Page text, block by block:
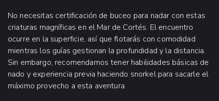
No necesitas certificación de buceo para nadar con estas
criaturas magníficas en el Mar de Cortés. El encuentro
ocurre en la superficie, así que flotarás con comodidad
mientras los guías gestionan la profundidad y la distancia.
Sin embargo, recomendamos tener habilidades básicas de
nado y experiencia previa haciendo snorkel para sacarle el
máximo provecho a esta aventura.